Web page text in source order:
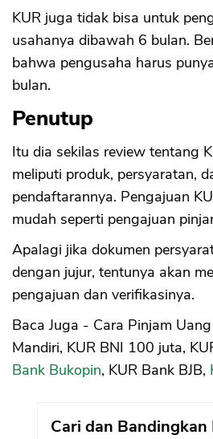
KUR juga tidak bisa untuk
usahanya dibawah 6 bulan.
bahwa pengusaha harus
bulan.
Penutup
Itu dia sekilas review tentang
meliputi produk, persyaratan,
pendaftarannya. Pengajuan
mudah seperti pengajuan
Apalagi jika dokumen
dengan jujur, tentunya akan
pengajuan dan verifikasinya.
Baca Juga - Cara Pinjam
Mandiri, KUR BNI 100 juta,
Bank Bukopin, KUR Bank BJB,
Cari dan Bandingkan